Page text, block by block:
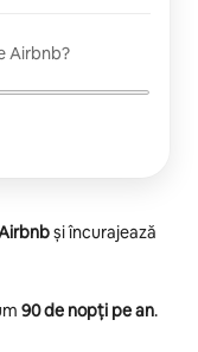
Airbnb?
și încurajează
90 de nopți pe an.